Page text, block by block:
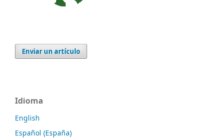
Enviar un artículo
Idioma
English
Español (España)